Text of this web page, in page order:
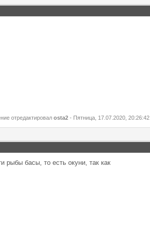
отредактировал osta2 - Пятница, 17.07.2020, 20:26:42
рыбы басы, то есть окуни, так как